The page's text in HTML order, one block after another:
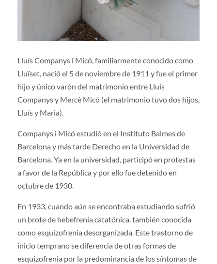
Lluís Companys i Micó, familiarmente conocido como
Lluïset, nació el 5 de noviembre de 1911 y fue el primer
hijo y único varón del matrimonio entre Lluís
Companys y Mercè Micó (el matrimonio tuvo dos hijos,
Lluís y Maria).
Companys i Micó estudió en el Instituto Balmes de
Barcelona y más tarde Derecho en la Universidad de
Barcelona. Ya en la universidad, participó en protestas
a favor de la República y por ello fue detenido en
octubre de 1930.
En 1933, cuando aún se encontraba estudiando sufrió
un brote de hebefrenia catatónica. también conocida
como esquizofrenia desorganizada. Este trastorno de
inicio temprano se diferencia de otras formas de
esquizofrenia por la predominancia de los síntomas de